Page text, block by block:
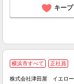
キープ
横浜市すべて 正社員
株式会社津田屋 イエロ